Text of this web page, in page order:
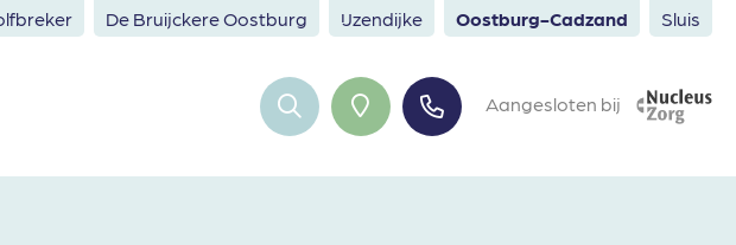
De Bruijckere Oostburg IJzendijke Oostburg-Cadzand Sluis
Aangesloten bij